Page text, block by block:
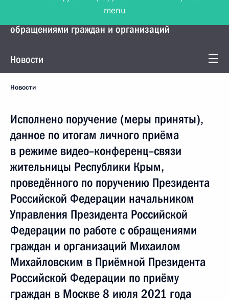
Управление Президента по работе с
обращениями граждан и организаций
Новости
Новости
Исполнено поручение (меры приняты),
данное по итогам личного приёма
в режиме видео–конференц–связи
жительницы Республики Крым,
проведённого по поручению Президента
Российской Федерации начальником
Управления Президента Российской
Федерации по работе с обращениями
граждан и организаций Михаилом
Михайловским в Приёмной Президента
Российской Федерации по приёму
граждан в Москве 8 июля 2021 года
menu